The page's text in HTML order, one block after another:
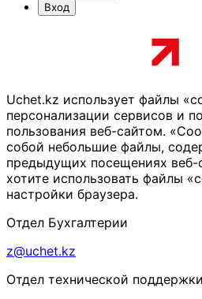
Вход
Uchet.kz использует файлы
персонализации сервисов и
пользования веб-сайтом.
собой небольшие файлы,
предыдущих посещениях веб-
хотите использовать файлы
настройки браузера.
Отдел Бухгалтерии
z@uchet.kz
Отдел технической поддержки